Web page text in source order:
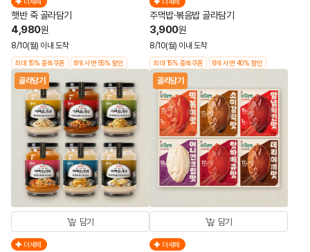
햇반 죽 골라담기
4,980원
8/10(월) 이내 도착
최대 15% 중복쿠폰 8개 사면 55% 할인
주먹밥·볶음밥 골라담기
3,900원
8/10(월) 이내 도착
최대 15% 중복쿠폰 8개 사면 40% 할인
골라담기
담기
더세페
골라담기
담기
더세페